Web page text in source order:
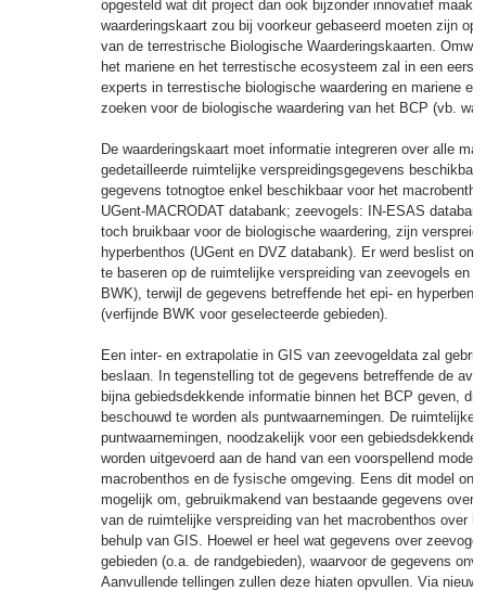
opgesteld wat dit project dan ook bijzonder innovatief
waarderingskaart zou bij voorkeur gebaseerd moeten zijn op
van de terrestrische Biologische Waarderingskaarten.
het mariene en het terrestische ecosysteem zal in een
experts in terrestische biologische waardering en mariene
zoeken voor de biologische waardering van het BCP (vb.
De waarderingskaart moet informatie integreren over alle
gedetailleerde ruimtelijke verspreidingsgegevens
gegevens totnogtoe enkel beschikbaar voor het
UGent-MACRODAT databank; zeevogels: IN-ESAS
toch bruikbaar voor de biologische waardering, zijn
hyperbenthos (UGent en DVZ databank). Er werd beslist
te baseren op de ruimtelijke verspreiding van zeevogels en
BWK), terwijl de gegevens betreffende het epi- en
(verfijnde BWK voor geselecteerde gebieden).
Een inter- en extrapolatie in GIS van zeevogeldata zal
beslaan. In tegenstelling tot de gegevens betreffende de
bijna gebiedsdekkende informatie binnen het BCP geven,
beschouwd te worden als puntwaarnemingen. De ruimtelijke
puntwaarnemingen, noodzakelijk voor een
worden uitgevoerd aan de hand van een voorspellend
macrobenthos en de fysische omgeving. Eens dit model
mogelijk om, gebruikmakend van bestaande gegevens over
van de ruimtelijke verspreiding van het macrobenthos over
behulp van GIS. Hoewel er heel wat gegevens over
gebieden (o.a. de randgebieden), waarvoor de gegevens
Aanvullende tellingen zullen deze hiaten opvullen. Via